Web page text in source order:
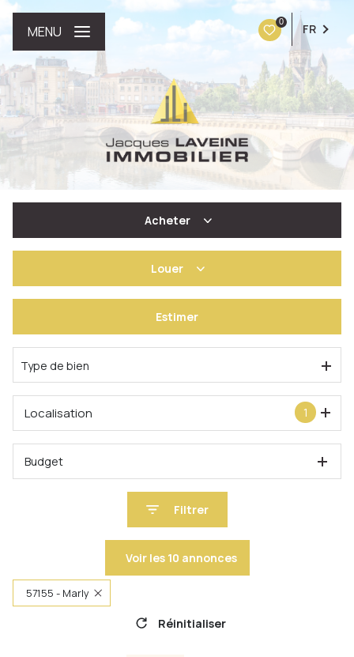
0 FR
MENU
Acheter
Louer
De l'immo pro
Estimer
Type de bien
1
Localisation
Budget
Filtrer
Voir les 10 annonces
57155 - Marly
Réinitialiser